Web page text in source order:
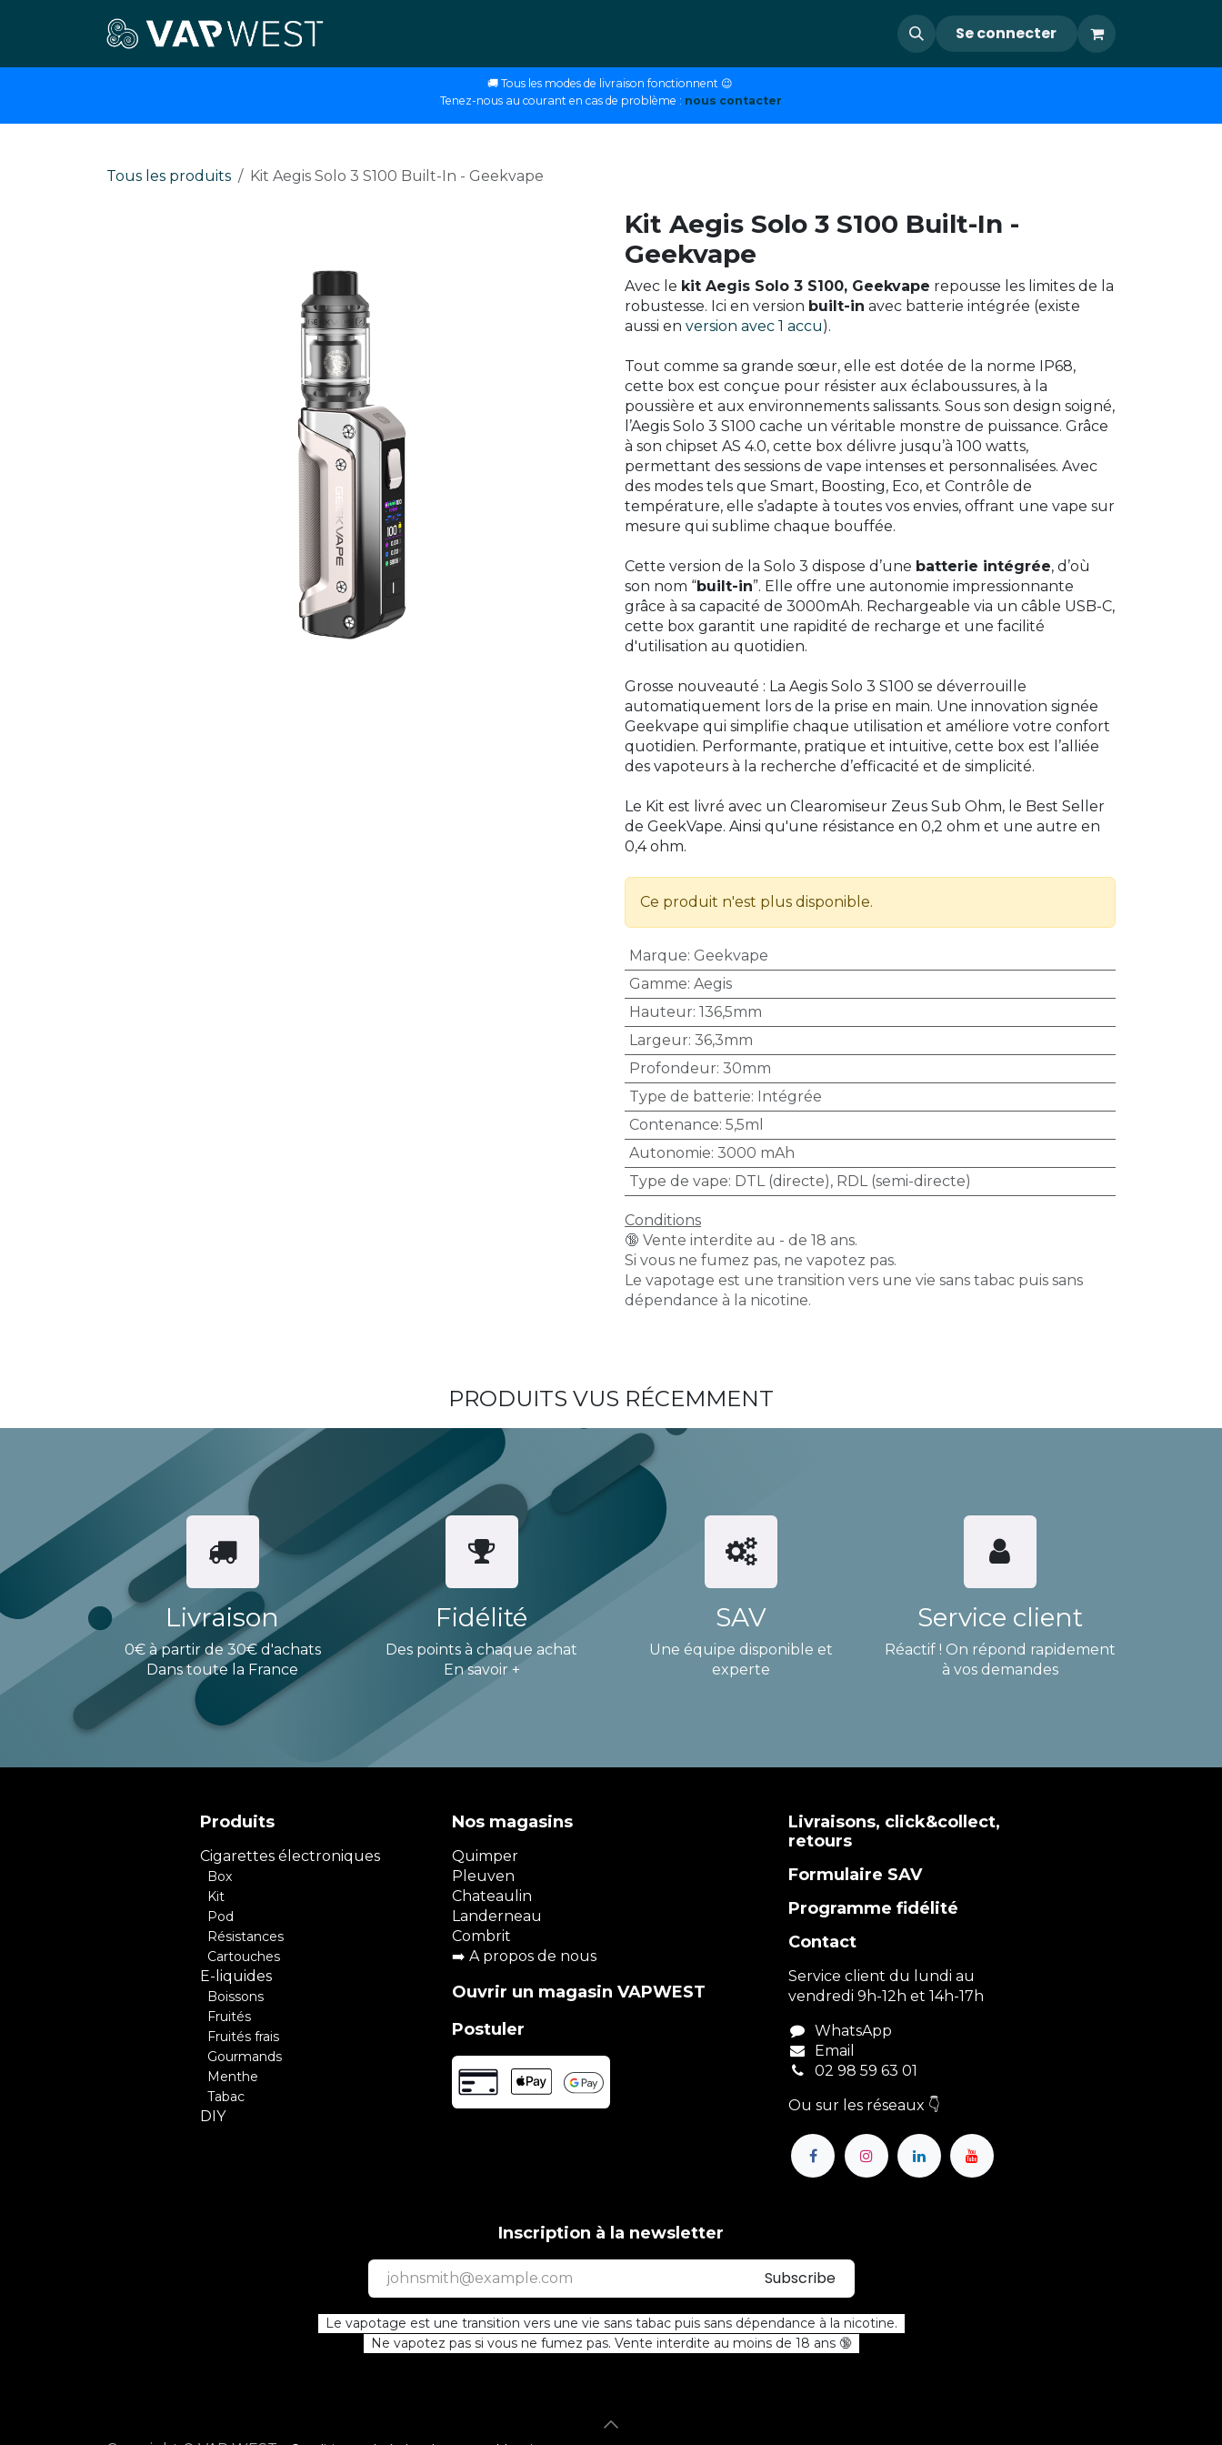
Se connecter
🚚 Tous les modes de livraison fonctionnent 😉
Tenez-nous au courant en cas de problème : nous contacter
Tous les produits Kit Aegis Solo 3 S100 Built-In - Geekvape
Kit Aegis Solo 3 S100 Built-In -
Geekvape
Avec le kit Aegis Solo 3 S100, Geekvape repousse les limites de la
robustesse. Ici en version built-in avec batterie intégrée (existe
aussi en version avec 1 accu).
Tout comme sa grande sœur, elle est dotée de la norme IP68,
cette box est conçue pour résister aux éclaboussures, à la
poussière et aux environnements salissants. Sous son design soigné,
l’Aegis Solo 3 S100 cache un véritable monstre de puissance. Grâce
à son chipset AS 4.0, cette box délivre jusqu’à 100 watts,
permettant des sessions de vape intenses et personnalisées. Avec
des modes tels que Smart, Boosting, Eco, et Contrôle de
température, elle s’adapte à toutes vos envies, offrant une vape sur
mesure qui sublime chaque bouffée.
Cette version de la Solo 3 dispose d’une batterie intégrée, d’où
son nom “built-in”. Elle offre une autonomie impressionnante
grâce à sa capacité de 3000mAh. Rechargeable via un câble USB-C,
cette box garantit une rapidité de recharge et une facilité
d'utilisation au quotidien.
Grosse nouveauté : La Aegis Solo 3 S100 se déverrouille
automatiquement lors de la prise en main. Une innovation signée
Geekvape qui simplifie chaque utilisation et améliore votre confort
quotidien. Performante, pratique et intuitive, cette box est l’alliée
des vapoteurs à la recherche d’efficacité et de simplicité.
Le Kit est livré avec un Clearomiseur Zeus Sub Ohm, le Best Seller
de GeekVape. Ainsi qu'une résistance en 0,2 ohm et une autre en
0,4 ohm.
Ce produit n'est plus disponible.
Marque: Geekvape
Gamme: Aegis
Hauteur: 136,5mm
Largeur: 36,3mm
Profondeur: 30mm
Type de batterie: Intégrée
Contenance: 5,5ml
Autonomie: 3000 mAh
Type de vape: DTL (directe), RDL (semi-directe)
Conditions
🔞 Vente interdite au - de 18 ans.
Si vous ne fumez pas, ne vapotez pas.
Le vapotage est une transition vers une vie sans tabac puis sans
dépendance à la nicotine.
PRODUITS VUS RÉCEMMENT
Livraison
0€ à partir de 30€ d'achats
Dans toute la France
Fidélité
Des points à chaque achat
En savoir +
SAV
Une équipe disponible et
experte
Service client
Réactif ! On répond rapidement
à vos demandes
Produits
Cigarettes électroniques
Box
Kit
Pod
Résistances
Cartouches
E-liquides
Boissons
Fruités
Fruités frais
Gourmands
Menthe
Tabac
DIY
Livraisons, click&collect,
retours
Formulaire SAV
Programme fidélité
Contact
Service client du lundi au
vendredi 9h-12h et 14h-17h
WhatsApp
Email
02 98 59 63 01
Ou sur les réseaux 👇
Nos magasins
Quimper
Pleuven
Chateaulin
Landerneau
Combrit
➡️ A propos de nous
Ouvrir un magasin VAPWEST
Postuler
Le vapotage est une transition vers une vie sans tabac puis sans dépendance à la nicotine.
Ne vapotez pas si vous ne fumez pas. Vente interdite au moins de 18 ans 🔞
Inscription à la newsletter
Subscribe